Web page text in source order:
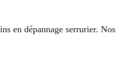
en dépannage serrurier.